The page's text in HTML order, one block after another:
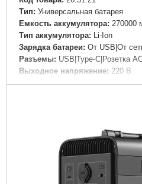
Tип: Универсальная батарея
Емкость аккумулятора: 270000
Тип аккумулятора:
Li-Ion
Зарядка батареи: От USB|От
Разъемы: USB|Type-C|Розетка
Выходное напряжение: 220 В
Особенности:
270 мм
207 мм